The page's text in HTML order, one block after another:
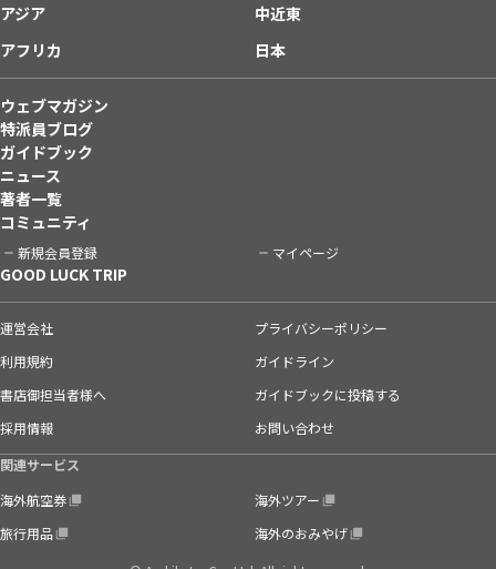
アジア
中近東
アフリカ
日本
ウェブマガジン
特派員ブログ
ガイドブック
ニュース
著者一覧
コミュニティ
新規会員登録 マイページ
GOOD LUCK TRIP
運営会社
プライバシーポリシー
利用規約
ガイドライン
書店御担当者様へ
ガイドブックに投稿する
採用情報
お問い合わせ
関連サービス
海外航空券
海外ツアー
旅行用品
海外のおみやげ